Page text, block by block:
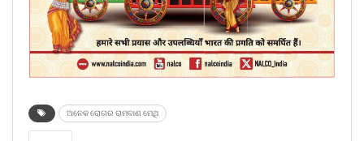
ଅନେକ ରୋଗର ରାମବାଣ ମେଥି